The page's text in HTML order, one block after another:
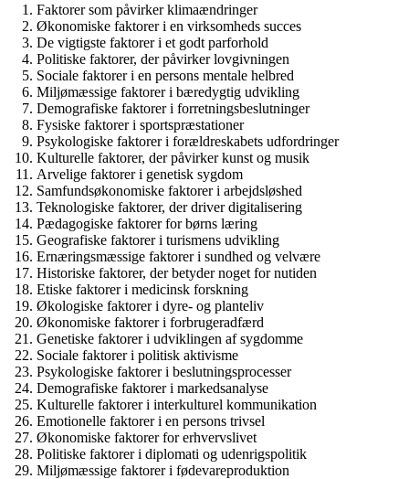
Faktorer som påvirker klimaændringer
Økonomiske faktorer i en virksomheds succes
De vigtigste faktorer i et godt parforhold
Politiske faktorer, der påvirker lovgivningen
Sociale faktorer i en persons mentale helbred
Miljømæssige faktorer i bæredygtig udvikling
Demografiske faktorer i forretningsbeslutninger
Fysiske faktorer i sportspræstationer
Psykologiske faktorer i forældreskabets udfordringer
Kulturelle faktorer, der påvirker kunst og musik
Arvelige faktorer i genetisk sygdom
Samfundsøkonomiske faktorer i arbejdsløshed
Teknologiske faktorer, der driver digitalisering
Pædagogiske faktorer for børns læring
Geografiske faktorer i turismens udvikling
Ernæringsmæssige faktorer i sundhed og velvære
Historiske faktorer, der betyder noget for nutiden
Etiske faktorer i medicinsk forskning
Økologiske faktorer i dyre- og planteliv
Økonomiske faktorer i forbrugeradfærd
Genetiske faktorer i udviklingen af sygdomme
Sociale faktorer i politisk aktivisme
Psykologiske faktorer i beslutningsprocesser
Demografiske faktorer i markedsanalyse
Kulturelle faktorer i interkulturel kommunikation
Emotionelle faktorer i en persons trivsel
Økonomiske faktorer for erhvervslivet
Politiske faktorer i diplomati og udenrigspolitik
Miljømæssige faktorer i fødevareproduktion